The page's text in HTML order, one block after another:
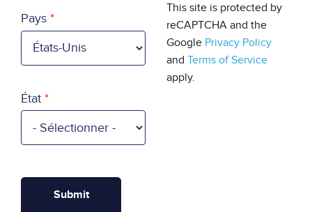
Pays
État
This site is protected by
reCAPTCHA and the
Google Privacy Policy
and Terms of Service
apply.